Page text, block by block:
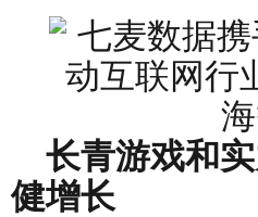
长青游戏和
健增长